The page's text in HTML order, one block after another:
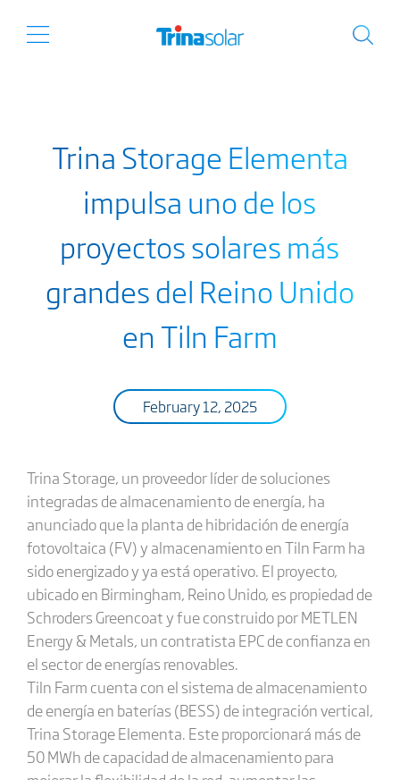
Trina Storage Elementa
impulsa uno de los
proyectos solares más
grandes del Reino Unido
en Tiln Farm
February 12, 2025
Trina Storage, un proveedor líder de soluciones
integradas de almacenamiento de energía, ha
anunciado que la planta de hibridación de energía
fotovoltaica (FV) y almacenamiento en Tiln Farm ha
sido energizado y ya está operativo. El proyecto,
ubicado en Birmingham, Reino Unido, es propiedad de
Schroders Greencoat y fue construido por METLEN
Energy & Metals, un contratista EPC de confianza en
el sector de energías renovables.
Tiln Farm cuenta con el sistema de almacenamiento
de energía en baterías (BESS) de integración vertical,
Trina Storage Elementa. Este proporcionará más de
50 MWh de capacidad de almacenamiento para